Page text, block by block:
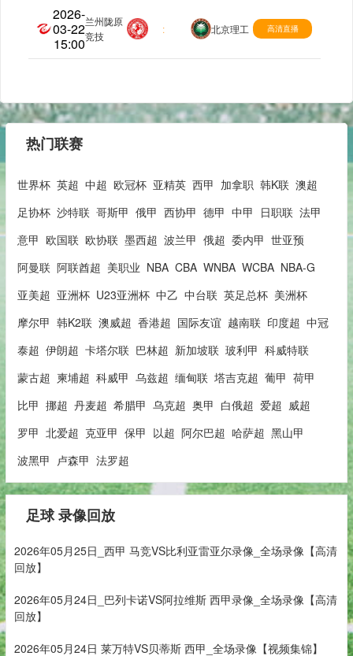
2026-
03-22
15:00
中乙
兰州陇原
竞技
: 北京理工 高清直播
热门联赛
世界杯 英超 中超 欧冠杯 亚精英 西甲 加拿职 韩K联 澳超
足协杯 沙特联 哥斯甲 俄甲 西协甲 德甲 中甲 日职联 法甲
意甲 欧国联 欧协联 墨西超 波兰甲 俄超 委内甲 世亚预
阿曼联 阿联酋超 美职业 NBA CBA WNBA WCBA NBA-G
亚美超 亚洲杯 U23亚洲杯 中乙 中台联 英足总杯 美洲杯
摩尔甲 韩K2联 澳威超 香港超 国际友谊 越南联 印度超 中冠
泰超 伊朗超 卡塔尔联 巴林超 新加坡联 玻利甲 科威特联
蒙古超 柬埔超 科威甲 乌兹超 缅甸联 塔吉克超 葡甲 荷甲
比甲 挪超 丹麦超 希腊甲 乌克超 奥甲 白俄超 爱超 威超
罗甲 北爱超 克亚甲 保甲 以超 阿尔巴超 哈萨超 黑山甲
波黑甲 卢森甲 法罗超
足球 录像回放
2026年05月25日_西甲 马竞VS比利亚雷亚尔录像_全场录像【高清
回放】
2026年05月24日_巴列卡诺VS阿拉维斯 西甲录像_全场录像【高清
回放】
2026年05月24日 莱万特VS贝蒂斯 西甲_全场录像【视频集锦】